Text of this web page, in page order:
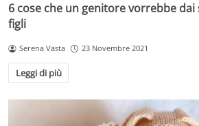
6 cose che un genitore vorrebbe dai
figli
Serena Vasta 23 Novembre 2021
Leggi di più